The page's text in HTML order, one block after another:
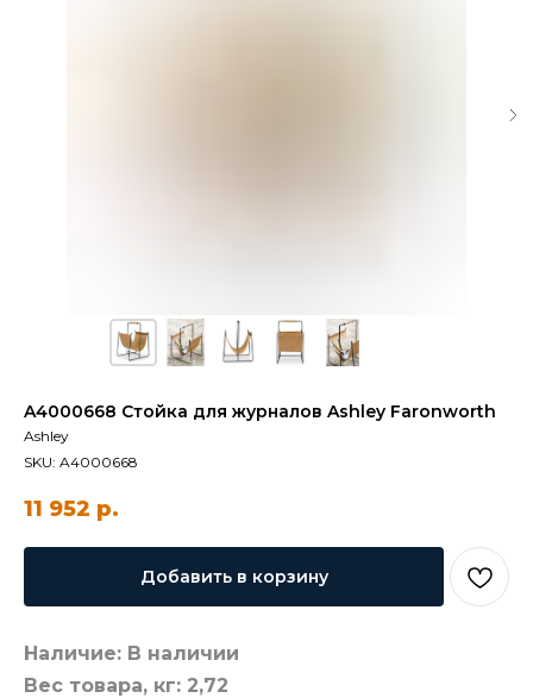
A4000668 Стойка для журналов Ashley Faronworth
Ashley
SKU: A4000668
11 952 р.
Добавить в корзину
Наличие: В наличии
Вес товара, кг: 2,72